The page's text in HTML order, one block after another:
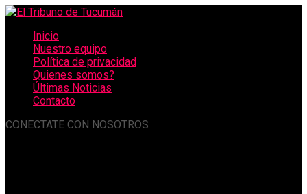
Inicio
Nuestro equipo
Política de privacidad
Quienes somos?
Últimas Noticias
Contacto
CONECTATE CON NOSOTROS